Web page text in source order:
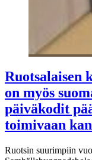
Ruotsalaisen
on myös
päiväkodit
toimivaan
Ruotsin suurimpiin